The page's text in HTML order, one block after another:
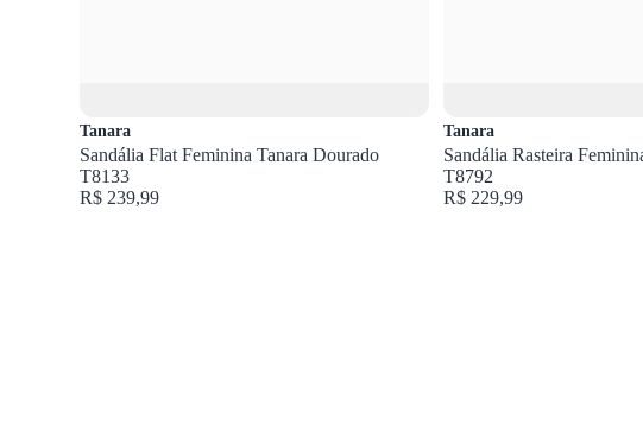
Tanara
Sandália Flat Feminina Tanara Dourado
T8133
R$ 239,99
Tanara
Sandália Rasteira
T8792
R$ 229,99